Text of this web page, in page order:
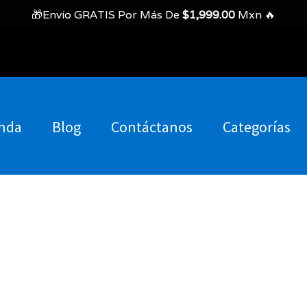
Blog Contáctanos Categorías
🎁Envío GRATIS Por Más De $1,999.00 Mxn 🔥